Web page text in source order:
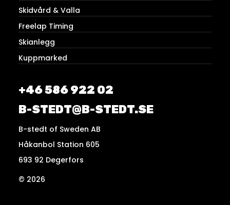
Skidvård & Valla
Freelap Timing
Skianlegg
Kuppmarked
+46 586 922 02
B-STEDT@B-STEDT.SE
B-stedt of Sweden AB
Håkanbol Station 605
693 92 Degerfors
© 2026